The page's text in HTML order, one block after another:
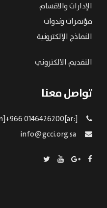
الإدارات والاقسام
مؤتمرات وندوات
النماذج الإلكترونية
التقديم الالكتروني
تواصل معنا
[:ar]966146426200+[:en]+966 0146426200[:]